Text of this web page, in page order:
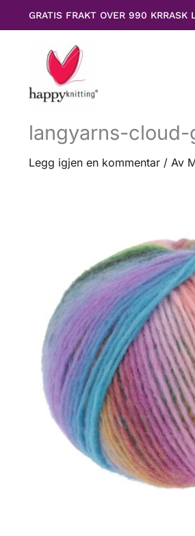
GRATIS FRAKT OVER 990 KRRASK
langyarns-
Legg igjen en kommentar / Av